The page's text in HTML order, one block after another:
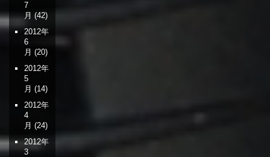
7
月 (42)
2012年
6
月 (20)
2012年
5
月 (14)
2012年
4
月 (24)
2012年
3